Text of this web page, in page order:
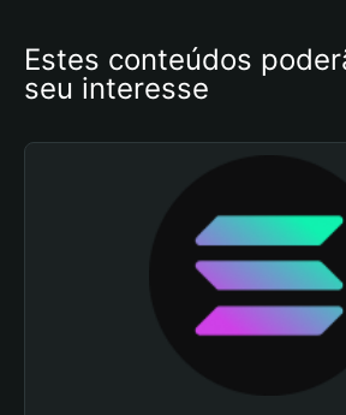
Estes conteúdos
seu interesse